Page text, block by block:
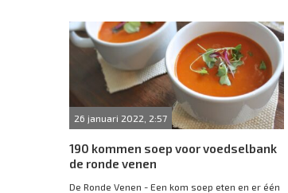
Inklappen
26 januari 2022, 2:57
190 kommen soep voor voedselbank
de ronde venen
De Ronde Venen - Een kom soep eten en er één